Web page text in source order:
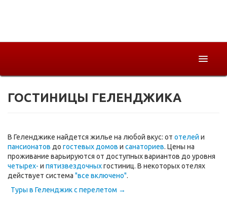
Горящие
Как купить
О компании
ГОСТИНИЦЫ ГЕЛЕНДЖИКА
В Геленджике найдется жилье на любой вкус: от отелей и
пансионатов до гостевых домов и санаториев. Цены на
проживание варьируются от доступных вариантов до уровня
четырех- и пятизвездочныхгостиниц. В некоторых отелях
действует система "все включено".
Туры в Геленджик с перелетом →